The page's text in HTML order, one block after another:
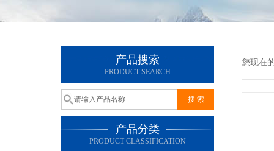
产品搜索
PRODUCT SEARCH
产品分类
PRODUCT CLASSIFICATION
您现在